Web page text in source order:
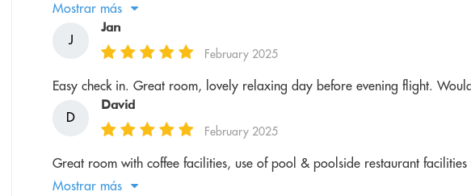
Mostrar más
J
Jan
February 2025
Easy check in. Great room, lovely relaxing day before evening flight.
D
David
February 2025
Great room with coffee facilities, use of pool & poolside restaurant facilities
Mostrar más